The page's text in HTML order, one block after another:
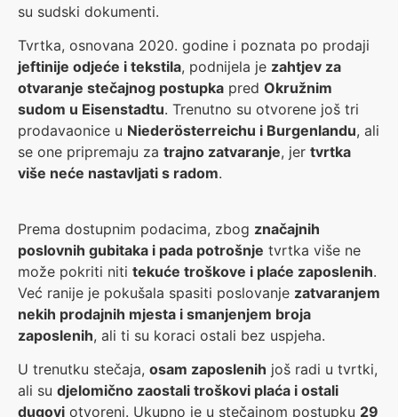
su sudski dokumenti.
Tvrtka, osnovana 2020. godine i poznata po prodaji
jeftinije odjeće i tekstila, podnijela je zahtjev za
otvaranje stečajnog postupka pred Okružnim
sudom u Eisenstadtu. Trenutno su otvorene još tri
prodavaonice u Niederösterreichu i Burgenlandu, ali
se one pripremaju za trajno zatvaranje, jer tvrtka
više neće nastavljati s radom.
Prema dostupnim podacima, zbog značajnih
poslovnih gubitaka i pada potrošnje tvrtka više ne
može pokriti niti tekuće troškove i plaće zaposlenih.
Već ranije je pokušala spasiti poslovanje zatvaranjem
nekih prodajnih mjesta i smanjenjem broja
zaposlenih, ali ti su koraci ostali bez uspjeha.
U trenutku stečaja, osam zaposlenih još radi u tvrtki,
ali su djelomično zaostali troškovi plaća i ostali
dugovi otvoreni. Ukupno je u stečajnom postupku 29